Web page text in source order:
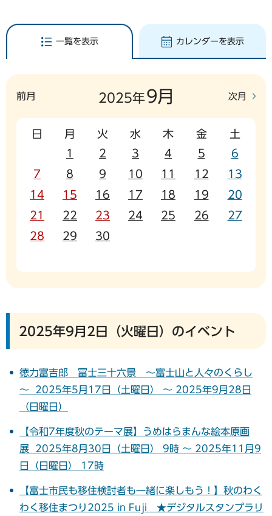
一覧を表示 カレンダーを表示
2025年9月
前月 次月
日 月 火 水 木 金
土
1
2 3 4 5
6
7
8 9 10 11 12
13
14
15 16 17 18 19
20
21
22 23 24 25 26
27
28
29 30
2025年9月2日（火曜日）のイベント
徳力富吉郎 冨士三十六景 ～富士山と人々のくらし
～ 2025年5月17日（土曜日） ～ 2025年9月28日
（日曜日）
【令和7年度秋のテーマ展】うめはらまんな絵本原画
展 2025年8月30日（土曜日） 9時 ～ 2025年11月9
日（日曜日） 17時
【富士市民も移住検討者も一緒に楽しもう！】秋のわく
わく移住まつり2025 in Fuji ★デジタルスタンプラリ